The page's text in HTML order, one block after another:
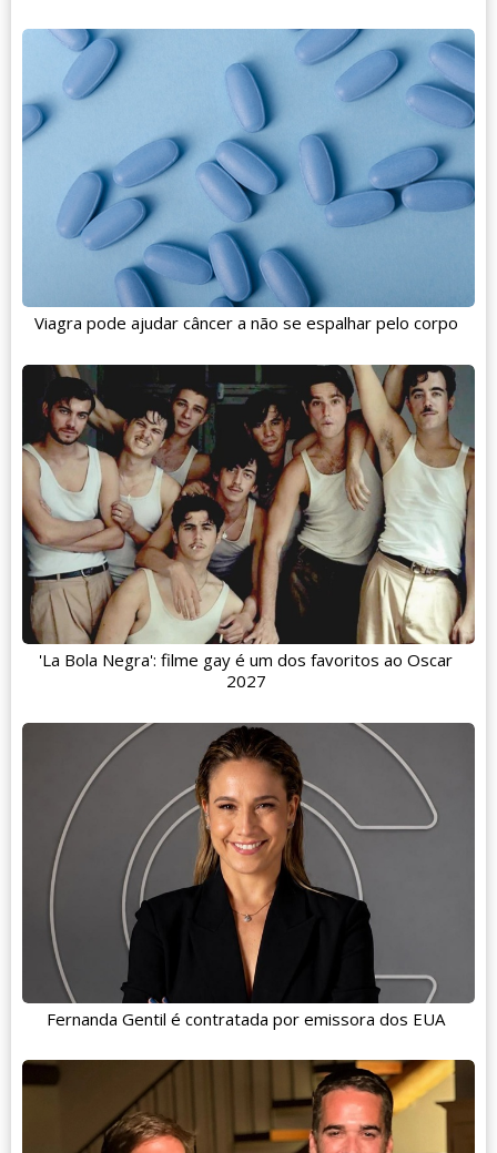
Viagra pode ajudar câncer a não se espalhar pelo corpo
'La Bola Negra': filme gay é um dos favoritos ao Oscar
2027
Fernanda Gentil é contratada por emissora dos EUA